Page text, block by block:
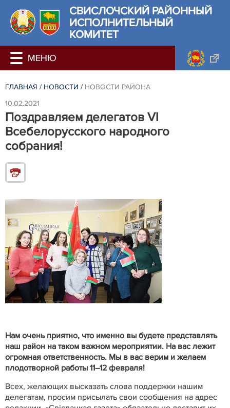
СВИСЛОЧСКИЙ РАЙОННЫЙ
ИСПОЛНИТЕЛЬНЫЙ
КОМИТЕТ
ГЛАВНАЯ / НОВОСТИ / НОВОСТИ РАЙОНА
10.02.2021
Поздравляем делегатов VI
Всебелорусского народного
собрания!
Нам очень приятно, что именно вы будете представлять
наш район на таком важном мероприятии. На вас лежит
огромная ответственность. Мы в вас верим и желаем
плодотворной работы 11–12 февраля!
Всех, желающих высказать слова поддержки нашим
делегатам, просим присылать свои сообщения на адрес